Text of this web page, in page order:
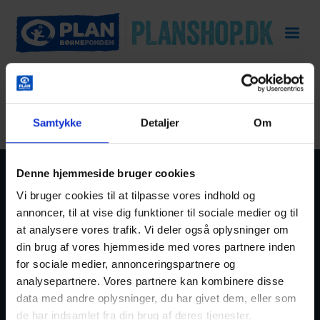
Samtykke Detaljer Om
Denne hjemmeside bruger cookies
Vi bruger cookies til at tilpasse vores indhold og
annoncer, til at vise dig funktioner til sociale medier og til
at analysere vores trafik. Vi deler også oplysninger om
din brug af vores hjemmeside med vores partnere inden
for sociale medier, annonceringspartnere og
analysepartnere. Vores partnere kan kombinere disse
data med andre oplysninger, du har givet dem, eller som
de har indsamlet fra din brug af deres tjenester.
[mailpoet_page]
PlanBørnefonden
Mimersgade 47, 4. sal
DK-2200 København N
Telefon 70 22 12 11
Telefonerne er åbne alle hverdage kl. 10-15